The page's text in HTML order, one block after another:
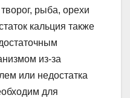
рыба, орехи
кальция также
из-за
или недостатка
для